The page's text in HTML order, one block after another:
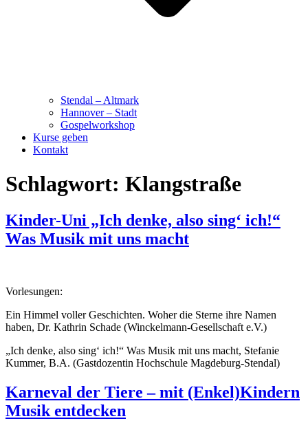
Stendal – Altmark
Hannover – Stadt
Gospelworkshop
Kurse geben
Kontakt
Schlagwort: Klangstraße
Kinder-Uni „Ich denke, also sing‘ ich!“
Was Musik mit uns macht
Vorlesungen:
Ein Himmel voller Geschichten. Woher die Sterne ihre Namen
haben, Dr. Kathrin Schade (Winckelmann-Gesellschaft e.V.)
„Ich denke, also sing‘ ich!“ Was Musik mit uns macht, Stefanie
Kummer, B.A. (Gastdozentin Hochschule Magdeburg-Stendal)
Karneval der Tiere – mit (Enkel)Kindern
Musik entdecken